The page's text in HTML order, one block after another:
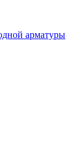
арматуры